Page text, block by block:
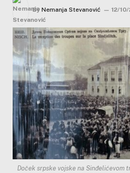
By Nemanja Stevanović 12/
Doček srpske vojske na Sinđelićevom